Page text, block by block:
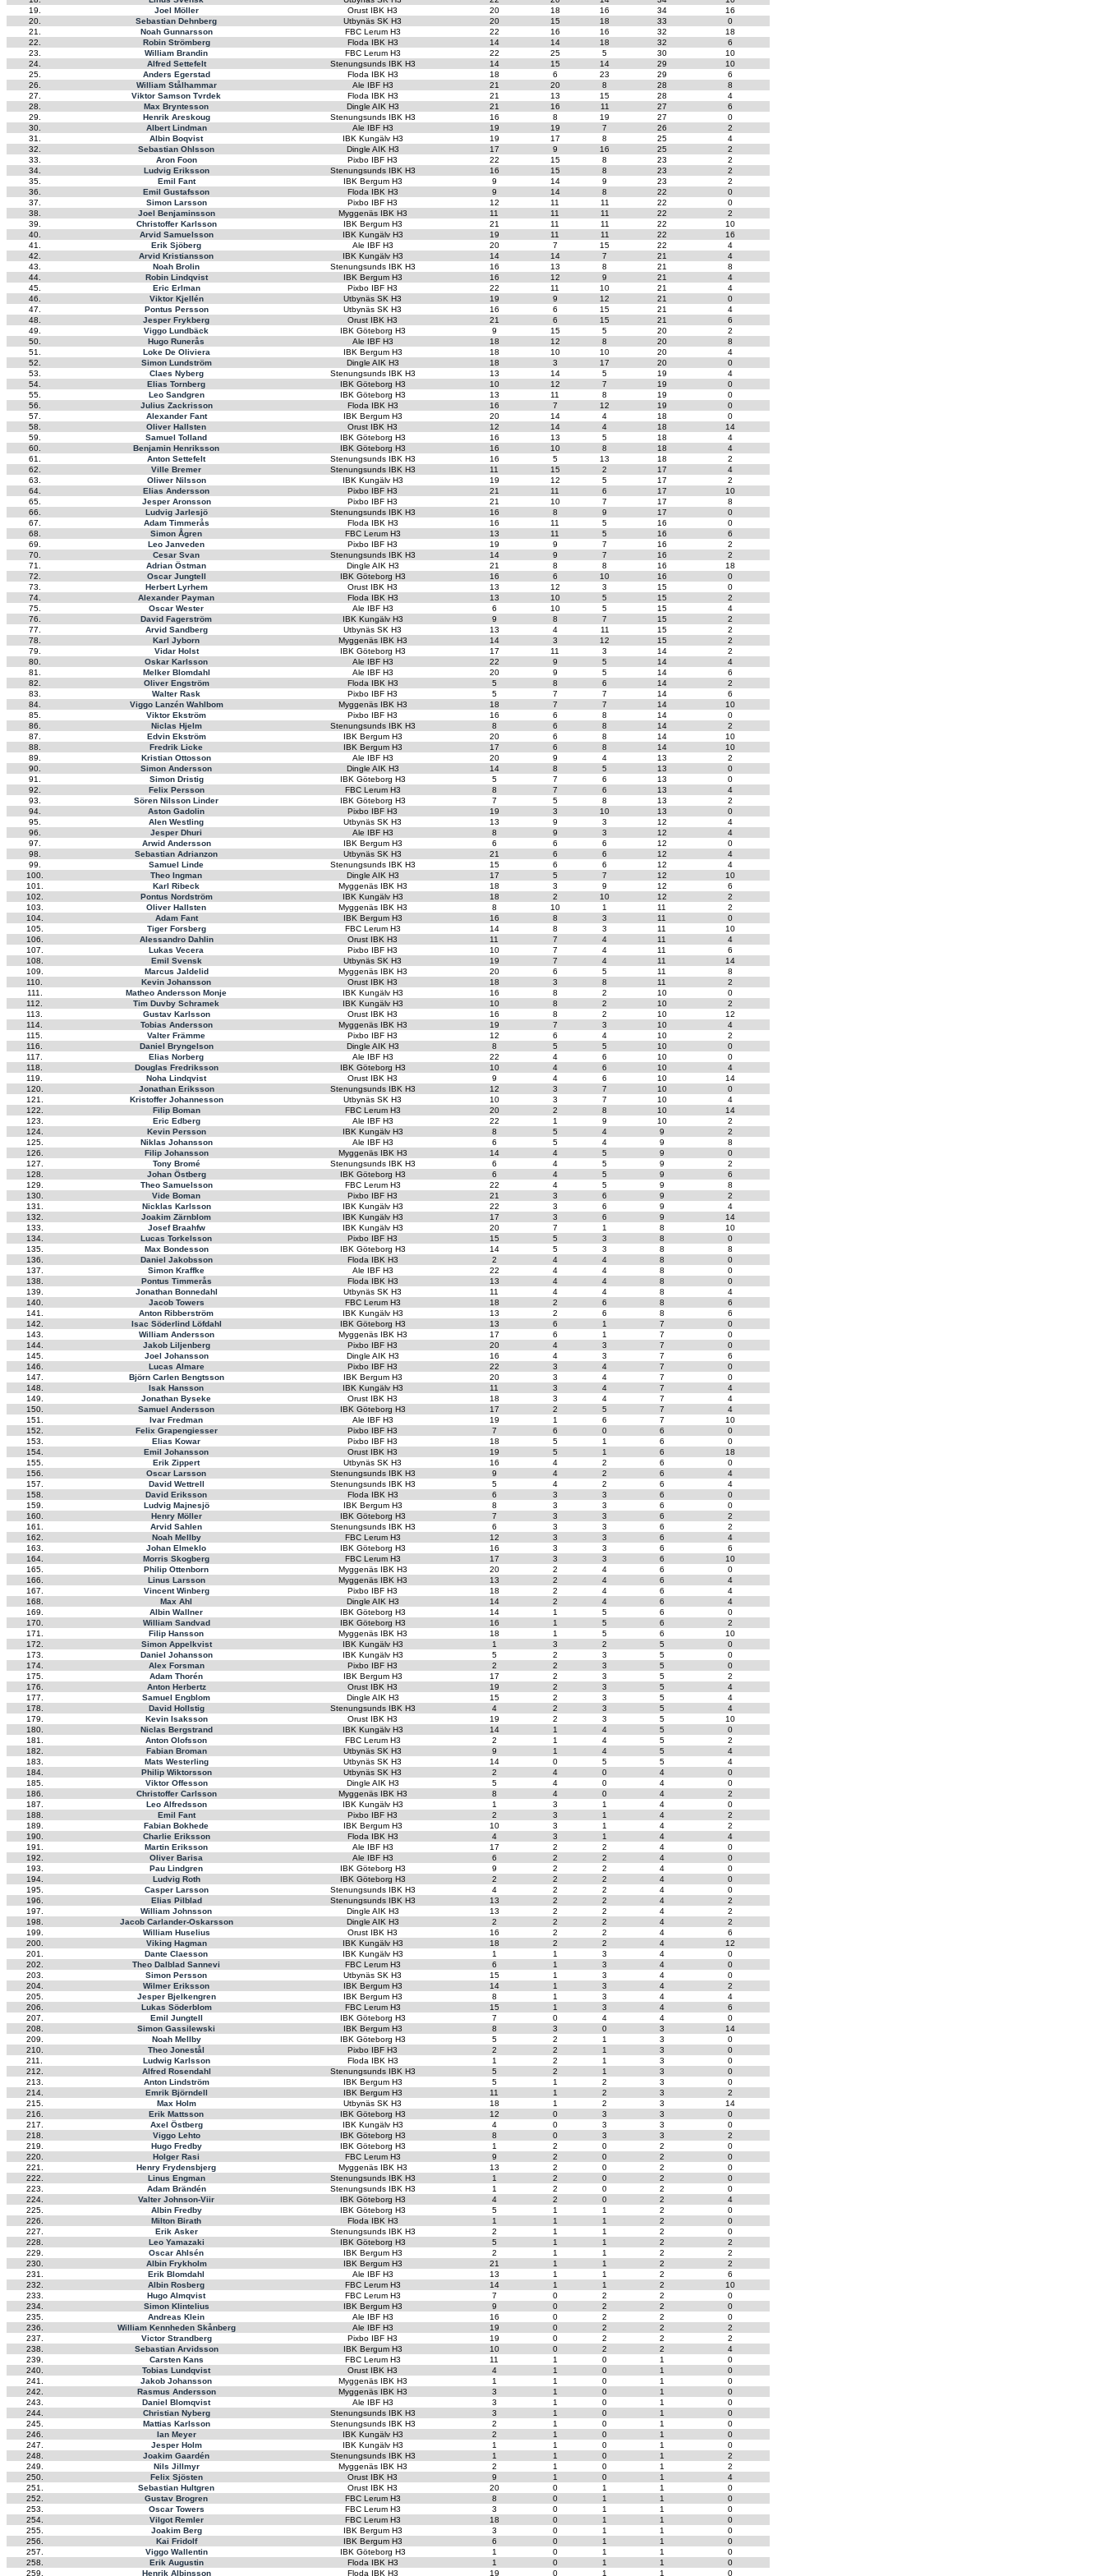
19.
Joel Möller Orust IBK H3 20 18 16 34
16
20.
Sebastian Dehnberg Utbynäs SK H3 20 15 18 33
0
21.
Noah Gunnarsson FBC Lerum H3 22 16 16 32
18
22.
Robin Strömberg Floda IBK H3 14 14 18 32
6
23.
William Brandin FBC Lerum H3 22 25 5 30
10
24.
Alfred Settefelt Stenungsunds IBK H3 14 15 14 29
10
25.
Anders Egerstad Floda IBK H3 18 6 23 29
6
26.
William Stålhammar Ale IBF H3 21 20 8 28
8
27.
Viktor Samson Tvrdek Floda IBK H3 21 13 15 28
4
28.
Max Bryntesson Dingle AIK H3 21 16 11 27
6
29.
Henrik Areskoug Stenungsunds IBK H3 16 8 19 27
0
30.
Albert Lindman Ale IBF H3 19 19 7 26
2
31.
Albin Boqvist IBK Kungälv H3 19 17 8 25
4
32.
Sebastian Ohlsson Dingle AIK H3 17 9 16 25
2
33.
Aron Foon Pixbo IBF H3 22 15 8 23
2
34.
Ludvig Eriksson Stenungsunds IBK H3 16 15 8 23
2
35.
Emil Fant IBK Bergum H3 9 14 9 23
2
36.
Emil Gustafsson Floda IBK H3 9 14 8 22
0
37.
Simon Larsson Pixbo IBF H3 12 11 11 22
0
38.
Joel Benjaminsson Myggenäs IBK H3 11 11 11 22
2
39.
Christoffer Karlsson IBK Bergum H3 21 11 11 22
10
40.
Arvid Samuelsson IBK Kungälv H3 19 11 11 22
16
41.
Erik Sjöberg Ale IBF H3 20 7 15 22
4
42.
Arvid Kristiansson IBK Kungälv H3 14 14 7 21
4
43.
Noah Brolin Stenungsunds IBK H3 16 13 8 21
8
44.
Robin Lindqvist IBK Bergum H3 16 12 9 21
4
45.
Eric Erlman Pixbo IBF H3 22 11 10 21
4
46.
Viktor Kjellén Utbynäs SK H3 19 9 12 21
0
47.
Pontus Persson Utbynäs SK H3 16 6 15 21
4
48.
Jesper Frykberg Orust IBK H3 21 6 15 21
6
49.
Viggo Lundbäck IBK Göteborg H3 9 15 5 20
2
50.
Hugo Runerås Ale IBF H3 18 12 8 20
8
51.
Loke De Oliviera IBK Bergum H3 18 10 10 20
4
52.
Simon Lundström Dingle AIK H3 18 3 17 20
0
53.
Claes Nyberg Stenungsunds IBK H3 13 14 5 19
4
54.
Elias Tornberg IBK Göteborg H3 10 12 7 19
0
55.
Leo Sandgren IBK Göteborg H3 13 11 8 19
0
56.
Julius Zackrisson Floda IBK H3 16 7 12 19
0
57.
Alexander Fant IBK Bergum H3 20 14 4 18
0
58.
Oliver Hallsten Orust IBK H3 12 14 4 18
14
59.
Samuel Tolland IBK Göteborg H3 16 13 5 18
4
60.
Benjamin Henriksson IBK Göteborg H3 16 10 8 18
4
61.
Anton Settefelt Stenungsunds IBK H3 16 5 13 18
2
62.
Ville Bremer Stenungsunds IBK H3 11 15 2 17
4
63.
Oliwer Nilsson IBK Kungälv H3 19 12 5 17
2
64.
Elias Andersson Pixbo IBF H3 21 11 6 17
10
65.
Jesper Aronsson Pixbo IBF H3 21 10 7 17
8
66.
Ludvig Jarlesjö Stenungsunds IBK H3 16 8 9 17
0
67.
Adam Timmerås Floda IBK H3 16 11 5 16
0
68.
Simon Ågren FBC Lerum H3 13 11 5 16
6
69.
Leo Janveden Pixbo IBF H3 19 9 7 16
2
70.
Cesar Svan Stenungsunds IBK H3 14 9 7 16
2
71.
Adrian Östman Dingle AIK H3 21 8 8 16
18
72.
Oscar Jungtell IBK Göteborg H3 16 6 10 16
0
73.
Herbert Lyrhem Orust IBK H3 13 12 3 15
0
74.
Alexander Payman Floda IBK H3 13 10 5 15
2
75.
Oscar Wester Ale IBF H3 6 10 5 15
4
76.
David Fagerström IBK Kungälv H3 9 8 7 15
2
77.
Arvid Sandberg Utbynäs SK H3 13 4 11 15
2
78.
Karl Jyborn Myggenäs IBK H3 14 3 12 15
2
79.
Vidar Holst IBK Göteborg H3 17 11 3 14
2
80.
Oskar Karlsson Ale IBF H3 22 9 5 14
4
81.
Melker Blomdahl Ale IBF H3 20 9 5 14
6
82.
Oliver Engström Floda IBK H3 5 8 6 14
2
83.
Walter Rask Pixbo IBF H3 5 7 7 14
6
84.
Viggo Lanzén Wahlbom Myggenäs IBK H3 18 7 7 14
10
85.
Viktor Ekström Pixbo IBF H3 16 6 8 14
0
86.
Niclas Hjelm Stenungsunds IBK H3 8 6 8 14
2
87.
Edvin Ekström IBK Bergum H3 20 6 8 14
10
88.
Fredrik Licke IBK Bergum H3 17 6 8 14
10
89.
Kristian Ottosson Ale IBF H3 20 9 4 13
2
90.
Simon Andersson Dingle AIK H3 14 8 5 13
0
91.
Simon Dristig IBK Göteborg H3 5 7 6 13
0
92.
Felix Persson FBC Lerum H3 8 7 6 13
4
93.
Sören Nilsson Linder IBK Göteborg H3 7 5 8 13
2
94.
Aston Gadolin Pixbo IBF H3 19 3 10 13
0
95.
Alen Westling Utbynäs SK H3 13 9 3 12
4
96.
Jesper Dhuri Ale IBF H3 8 9 3 12
4
97.
Arwid Andersson IBK Bergum H3 6 6 6 12
0
98.
Sebastian Adrianzon Utbynäs SK H3 21 6 6 12
4
99.
Samuel Linde Stenungsunds IBK H3 15 6 6 12
4
100.
Theo Ingman Dingle AIK H3 17 5 7 12
10
101.
Karl Ribeck Myggenäs IBK H3 18 3 9 12
6
102.
Pontus Nordström IBK Kungälv H3 18 2 10 12
2
103.
Oliver Hallsten Myggenäs IBK H3 8 10 1 11
2
104.
Adam Fant IBK Bergum H3 16 8 3 11
0
105.
Tiger Forsberg FBC Lerum H3 14 8 3 11
10
106.
Alessandro Dahlin Orust IBK H3 11 7 4 11
4
107.
Lukas Vecera Pixbo IBF H3 10 7 4 11
6
108.
Emil Svensk Utbynäs SK H3 19 7 4 11
14
109.
Marcus Jaldelid Myggenäs IBK H3 20 6 5 11
8
110.
Kevin Johansson Orust IBK H3 18 3 8 11
2
111.
Matheo Andersson Monje IBK Kungälv H3 16 8 2 10
0
112.
Tim Duvby Schramek IBK Kungälv H3 10 8 2 10
2
113.
Gustav Karlsson Orust IBK H3 16 8 2 10
12
114.
Tobias Andersson Myggenäs IBK H3 19 7 3 10
4
115.
Valter Främme Pixbo IBF H3 12 6 4 10
2
116.
Daniel Bryngelson Dingle AIK H3 8 5 5 10
0
117.
Elias Norberg Ale IBF H3 22 4 6 10
0
118.
Douglas Fredriksson IBK Göteborg H3 10 4 6 10
4
119.
Noha Lindqvist Orust IBK H3 9 4 6 10
14
120.
Jonathan Eriksson Stenungsunds IBK H3 12 3 7 10
0
121.
Kristoffer Johannesson Utbynäs SK H3 10 3 7 10
4
122.
Filip Boman FBC Lerum H3 20 2 8 10
14
123.
Eric Edberg Ale IBF H3 22 1 9 10
2
124.
Kevin Persson IBK Kungälv H3 8 5 4 9
2
125.
Niklas Johansson Ale IBF H3 6 5 4 9
8
126.
Filip Johansson Myggenäs IBK H3 14 4 5 9
0
127.
Tony Bromé Stenungsunds IBK H3 6 4 5 9
2
128.
Johan Östberg IBK Göteborg H3 6 4 5 9
6
129.
Theo Samuelsson FBC Lerum H3 22 4 5 9
8
130.
Vide Boman Pixbo IBF H3 21 3 6 9
2
131.
Nicklas Karlsson IBK Kungälv H3 22 3 6 9
4
132.
Joakim Zärnblom IBK Kungälv H3 17 3 6 9
14
133.
Josef Braahfw IBK Kungälv H3 20 7 1 8
10
134.
Lucas Torkelsson Pixbo IBF H3 15 5 3 8
0
135.
Max Bondesson IBK Göteborg H3 14 5 3 8
8
136.
Daniel Jakobsson Floda IBK H3 2 4 4 8
0
137.
Simon Kraffke Ale IBF H3 22 4 4 8
0
138.
Pontus Timmerås Floda IBK H3 13 4 4 8
0
139.
Jonathan Bonnedahl Utbynäs SK H3 11 4 4 8
4
140.
Jacob Towers FBC Lerum H3 18 2 6 8
6
141.
Anton Ribberström IBK Kungälv H3 13 2 6 8
6
142.
Isac Söderlind Löfdahl IBK Göteborg H3 13 6 1 7
0
143.
William Andersson Myggenäs IBK H3 17 6 1 7
0
144.
Jakob Liljenberg Pixbo IBF H3 20 4 3 7
0
145.
Joel Johansson Dingle AIK H3 16 4 3 7
6
146.
Lucas Almare Pixbo IBF H3 22 3 4 7
0
147.
Björn Carlen Bengtsson IBK Bergum H3 20 3 4 7
0
148.
Isak Hansson IBK Kungälv H3 11 3 4 7
4
149.
Jonathan Byseke Orust IBK H3 18 3 4 7
4
150.
Samuel Andersson IBK Göteborg H3 17 2 5 7
4
151.
Ivar Fredman Ale IBF H3 19 1 6 7
10
152.
Felix Grapengiesser Pixbo IBF H3 7 6 0 6
0
153.
Elias Kowar Pixbo IBF H3 18 5 1 6
0
154.
Emil Johansson Orust IBK H3 19 5 1 6
18
155.
Erik Zippert Utbynäs SK H3 16 4 2 6
0
156.
Oscar Larsson Stenungsunds IBK H3 9 4 2 6
4
157.
David Wettrell Stenungsunds IBK H3 5 4 2 6
4
158.
David Eriksson Floda IBK H3 6 3 3 6
0
159.
Ludvig Majnesjö IBK Bergum H3 8 3 3 6
0
160.
Henry Möller IBK Göteborg H3 7 3 3 6
2
161.
Arvid Sahlen Stenungsunds IBK H3 6 3 3 6
2
162.
Noah Mellby FBC Lerum H3 12 3 3 6
4
163.
Johan Elmeklo IBK Göteborg H3 16 3 3 6
6
164.
Morris Skogberg FBC Lerum H3 17 3 3 6
10
165.
Philip Ottenborn Myggenäs IBK H3 20 2 4 6
0
166.
Linus Larsson Myggenäs IBK H3 13 2 4 6
4
167.
Vincent Winberg Pixbo IBF H3 18 2 4 6
4
168.
Max Ahl Dingle AIK H3 14 2 4 6
4
169.
Albin Wallner IBK Göteborg H3 14 1 5 6
0
170.
William Sandvad IBK Göteborg H3 16 1 5 6
2
171.
Filip Hansson Myggenäs IBK H3 18 1 5 6
10
172.
Simon Appelkvist IBK Kungälv H3 1 3 2 5
0
173.
Daniel Johansson IBK Kungälv H3 5 2 3 5
0
174.
Alex Forsman Pixbo IBF H3 2 2 3 5
0
175.
Adam Thorén IBK Bergum H3 17 2 3 5
2
176.
Anton Herbertz Orust IBK H3 19 2 3 5
4
177.
Samuel Engblom Dingle AIK H3 15 2 3 5
4
178.
David Hollstig Stenungsunds IBK H3 4 2 3 5
4
179.
Kevin Isaksson Orust IBK H3 19 2 3 5
10
180.
Niclas Bergstrand IBK Kungälv H3 14 1 4 5
0
181.
Anton Olofsson FBC Lerum H3 2 1 4 5
2
182.
Fabian Broman Utbynäs SK H3 9 1 4 5
4
183.
Mats Westerling Utbynäs SK H3 14 0 5 5
4
184.
Philip Wiktorsson Utbynäs SK H3 2 4 0 4
0
185.
Viktor Offesson Dingle AIK H3 5 4 0 4
0
186.
Christoffer Carlsson Myggenäs IBK H3 8 4 0 4
2
187.
Leo Alfredsson IBK Kungälv H3 1 3 1 4
0
188.
Emil Fant Pixbo IBF H3 2 3 1 4
2
189.
Fabian Bokhede IBK Bergum H3 10 3 1 4
2
190.
Charlie Eriksson Floda IBK H3 4 3 1 4
4
191.
Martin Eriksson Ale IBF H3 17 2 2 4
0
192.
Oliver Barisa Ale IBF H3 6 2 2 4
0
193.
Pau Lindgren IBK Göteborg H3 9 2 2 4
0
194.
Ludvig Roth IBK Göteborg H3 2 2 2 4
0
195.
Casper Larsson Stenungsunds IBK H3 4 2 2 4
0
196.
Elias Pilblad Stenungsunds IBK H3 13 2 2 4
2
197.
William Johnsson Dingle AIK H3 13 2 2 4
2
198.
Jacob Carlander-Oskarsson Dingle AIK H3 2 2 2 4
2
199.
William Huselius Orust IBK H3 16 2 2 4
6
200.
Viking Hagman IBK Kungälv H3 18 2 2 4
12
201.
Dante Claesson IBK Kungälv H3 1 1 3 4
0
202.
Theo Dalblad Sannevi FBC Lerum H3 6 1 3 4
0
203.
Simon Persson Utbynäs SK H3 15 1 3 4
0
204.
Wilmer Eriksson IBK Bergum H3 14 1 3 4
2
205.
Jesper Bjelkengren IBK Bergum H3 8 1 3 4
4
206.
Lukas Söderblom FBC Lerum H3 15 1 3 4
6
207.
Emil Jungtell IBK Göteborg H3 7 0 4 4
0
208.
Simon Gassilewski IBK Bergum H3 8 3 0 3
14
209.
Noah Mellby IBK Göteborg H3 5 2 1 3
0
210.
Theo Jonestål Pixbo IBF H3 2 2 1 3
0
211.
Ludwig Karlsson Floda IBK H3 1 2 1 3
0
212.
Alfred Rosendahl Stenungsunds IBK H3 5 2 1 3
0
213.
Anton Lindström IBK Bergum H3 5 1 2 3
0
214.
Emrik Björndell IBK Bergum H3 11 1 2 3
2
215.
Max Holm Utbynäs SK H3 18 1 2 3
14
216.
Erik Mattsson IBK Göteborg H3 12 0 3 3
0
217.
Axel Östberg IBK Kungälv H3 4 0 3 3
0
218.
Viggo Lehto IBK Göteborg H3 8 0 3 3
2
219.
Hugo Fredby IBK Göteborg H3 1 2 0 2
0
220.
Holger Rasi FBC Lerum H3 9 2 0 2
0
221.
Henry Frydensbjerg Myggenäs IBK H3 13 2 0 2
0
222.
Linus Engman Stenungsunds IBK H3 1 2 0 2
0
223.
Adam Brändén Stenungsunds IBK H3 1 2 0 2
0
224.
Valter Johnson-Viir IBK Göteborg H3 4 2 0 2
4
225.
Albin Fredby IBK Göteborg H3 5 1 1 2
0
226.
Milton Birath Floda IBK H3 1 1 1 2
0
227.
Erik Asker Stenungsunds IBK H3 2 1 1 2
0
228.
Leo Yamazaki IBK Göteborg H3 5 1 1 2
2
229.
Oscar Ahlsén IBK Bergum H3 2 1 1 2
2
230.
Albin Frykholm IBK Bergum H3 21 1 1 2
2
231.
Erik Blomdahl Ale IBF H3 13 1 1 2
6
232.
Albin Rosberg FBC Lerum H3 14 1 1 2
10
233.
Hugo Almqvist FBC Lerum H3 7 0 2 2
0
234.
Simon Klintelius IBK Bergum H3 9 0 2 2
0
235.
Andreas Klein Ale IBF H3 16 0 2 2
0
236.
William Kennheden Skånberg Ale IBF H3 19 0 2 2
2
237.
Victor Strandberg Pixbo IBF H3 19 0 2 2
2
238.
Sebastian Arvidsson IBK Bergum H3 10 0 2 2
4
239.
Carsten Kans FBC Lerum H3 11 1 0 1
0
240.
Tobias Lundqvist Orust IBK H3 4 1 0 1
0
241.
Jakob Johansson Myggenäs IBK H3 1 1 0 1
0
242.
Rasmus Andersson Myggenäs IBK H3 3 1 0 1
0
243.
Daniel Blomqvist Ale IBF H3 3 1 0 1
0
244.
Christian Nyberg Stenungsunds IBK H3 3 1 0 1
0
245.
Mattias Karlsson Stenungsunds IBK H3 2 1 0 1
0
246.
Ian Meyer IBK Kungälv H3 2 1 0 1
0
247.
Jesper Holm IBK Kungälv H3 1 1 0 1
0
248.
Joakim Gaardén Stenungsunds IBK H3 1 1 0 1
2
249.
Nils Jillmyr Myggenäs IBK H3 2 1 0 1
2
250.
Felix Sjösten Orust IBK H3 9 1 0 1
4
251.
Sebastian Hultgren Orust IBK H3 20 0 1 1
0
252.
Gustav Brogren FBC Lerum H3 8 0 1 1
0
253.
Oscar Towers FBC Lerum H3 3 0 1 1
0
254.
Vilgot Remler FBC Lerum H3 18 0 1 1
0
255.
Joakim Berg IBK Bergum H3 3 0 1 1
0
256.
Kai Fridolf IBK Bergum H3 6 0 1 1
0
257.
Viggo Wallentin IBK Göteborg H3 1 0 1 1
0
258.
Erik Augustin Floda IBK H3 1 0 1 1
0
259.
Henrik Albinsson Floda IBK H3 19 0 1 1 0